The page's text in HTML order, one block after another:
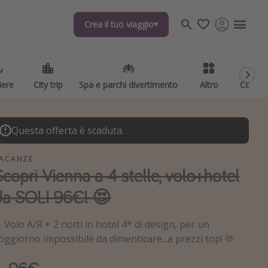
Crea il tuo viaggio
City trip Spa e parchi divertimento Altro Codici
Crea il tuo viaggio
City trip Spa e parchi divertimento Altro Codici
Questa offerta è scaduta.
Vienna a 4 stelle, volo+hotel
SOLI 96€! 😍
Volo A/R + 2 notti in hotel 4* di design, per un
impossibile da dimenticare...a prezzi top! 🫶